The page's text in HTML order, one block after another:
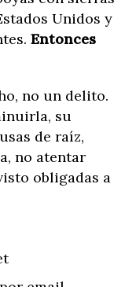
Unidos y
Entonces
no un delito.
su
de raíz,
no atentar
obligadas a